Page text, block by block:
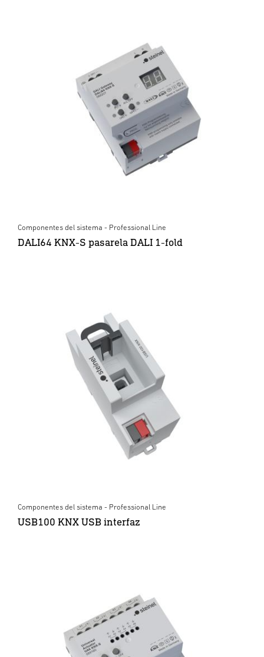
Componentes del sistema - Professional Line
DALI64 KNX-S pasarela DALI 1-fold
Componentes del sistema - Professional Line
USB100 KNX USB interfaz